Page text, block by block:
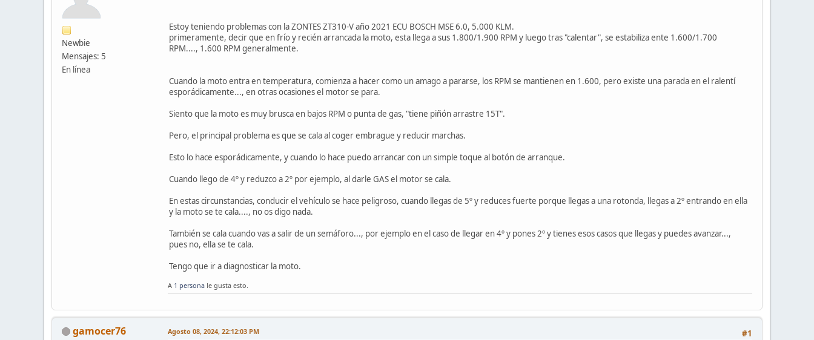
Newbie
Mensajes: 5
En línea
Estoy teniendo problemas con la ZONTES ZT310-V año 2021 ECU BOSCH MSE 6.0, 5.000 KLM.
primeramente, decir que en frío y recién arrancada la moto, esta llega a sus 1.800/1.900 RPM y luego tras "calentar", se estabiliza ente 1.600/1.700
RPM...., 1.600 RPM generalmente.
Cuando la moto entra en temperatura, comienza a hacer como un amago a pararse, los RPM se mantienen en 1.600, pero existe una parada en el ralentí
esporádicamente..., en otras ocasiones el motor se para.
Siento que la moto es muy brusca en bajos RPM o punta de gas, "tiene piñón arrastre 15T".
Pero, el principal problema es que se cala al coger embrague y reducir marchas.
Esto lo hace esporádicamente, y cuando lo hace puedo arrancar con un simple toque al botón de arranque.
Cuando llego de 4º y reduzco a 2º por ejemplo, al darle GAS el motor se cala.
En estas circunstancias, conducir el vehículo se hace peligroso, cuando llegas de 5º y reduces fuerte porque llegas a una rotonda, llegas a 2º entrando en ella
y la moto se te cala...., no os digo nada.
También se cala cuando vas a salir de un semáforo..., por ejemplo en el caso de llegar en 4º y pones 2º y tienes esos casos que llegas y puedes avanzar...,
pues no, ella se te cala.
Tengo que ir a diagnosticar la moto.
A 1 persona le gusta esto.
gamocer76 #1
Agosto 08, 2024, 22:12:03 PM